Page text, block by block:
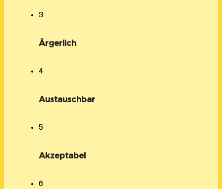
3
Ärgerlich
4
Austauschbar
5
Akzeptabel
6